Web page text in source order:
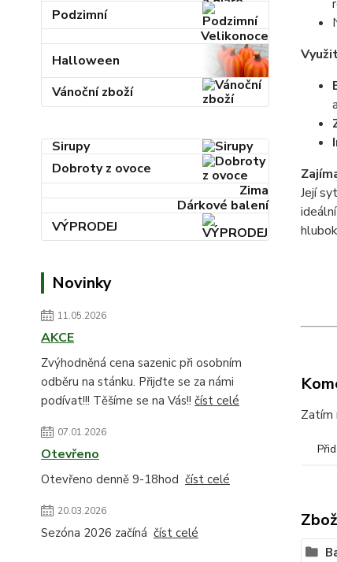
Podzimní
Velikonoce
Halloween
Vánoční zboží
Sirupy
Dobroty z ovoce
Zima
Dárkové balení
VÝPRODEJ
Novinky
11.05.2026
AKCE
Zvýhodněná cena sazenic při osobním
odběru na stánku. Přijďte se za námi
podívat!!! Těšíme se na Vás!! číst celé
07.01.2026
Otevřeno
Otevřeno denně 9-18hod číst celé
20.03.2026
Sezóna 2026 začíná číst celé
Její
Zatím